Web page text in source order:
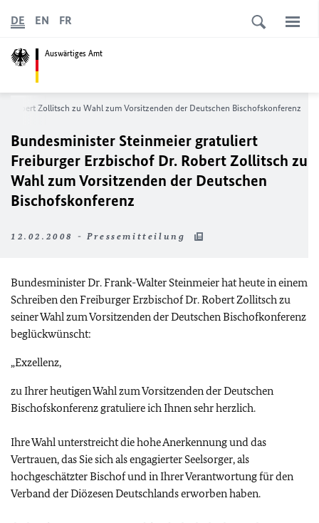
Auswärtiges Amt
DE EN FR
Robert Zollitsch zu Wahl zum Vorsitzenden der Deutschen Bischofskonferenz
Bundesminister Steinmeier gratuliert
Freiburger Erzbischof Dr. Robert Zollitsch zu
Wahl zum Vorsitzenden der Deutschen
Bischofskonferenz
12.02.2008 - Pressemitteilung
Bundesminister Dr. Frank-Walter Steinmeier hat heute in einem
Schreiben den Freiburger Erzbischof Dr. Robert Zollitsch zu
seiner Wahl zum Vorsitzenden der Deutschen Bischofkonferenz
beglückwünscht:
„Exzellenz,
zu Ihrer heutigen Wahl zum Vorsitzenden der Deutschen
Bischofskonferenz gratuliere ich Ihnen sehr herzlich.
Ihre Wahl unterstreicht die hohe Anerkennung und das
Vertrauen, das Sie sich als engagierter Seelsorger, als
hochgeschätzter Bischof und in Ihrer Verantwortung für den
Verband der Diözesen Deutschlands erworben haben.